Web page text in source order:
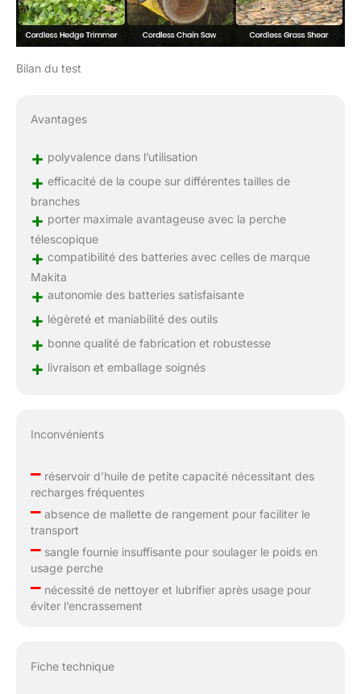
mise sous tension, afin
d’éviter toute activation
accidentelle. Après
fil est le complément
idéal de la tronconneuse
a batterie pour des
comme l’élagage des
Bilan du test
Avantages
+ polyvalence dans l’utilisation
+ efficacité de la coupe sur différentes tailles de
branches
+ porter maximale avantageuse avec la perche
télescopique
+ compatibilité des batteries avec celles de marque
Makita
+ autonomie des batteries satisfaisante
+ légèreté et maniabilité des outils
+ bonne qualité de fabrication et robustesse
+ livraison et emballage soignés
Inconvénients
–réservoir d’huile de petite capacité nécessitant des
recharges fréquentes
–absence de mallette de rangement pour faciliter le
transport
–sangle fournie insuffisante pour soulager le poids en
usage perche
–nécessité de nettoyer et lubrifier après usage pour
éviter l’encrassement
Fiche technique